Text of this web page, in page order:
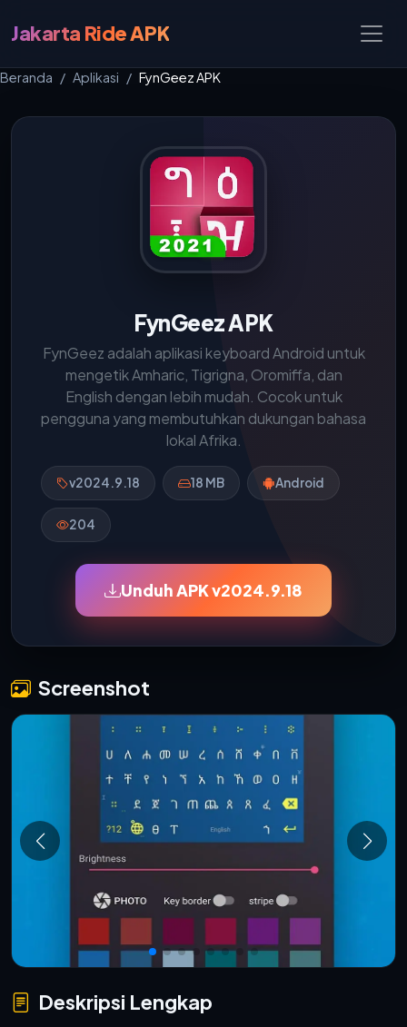
Jakarta Ride APK
Beranda Aplikasi FynGeez APK
FynGeez APK
FynGeez adalah aplikasi keyboard Android untuk
mengetik Amharic, Tigrigna, Oromiffa, dan
English dengan lebih mudah. Cocok untuk
pengguna yang membutuhkan dukungan bahasa
lokal Afrika.
v2024.9.18 18 MB Android
204
Unduh APK v2024.9.18
Screenshot
Deskripsi Lengkap